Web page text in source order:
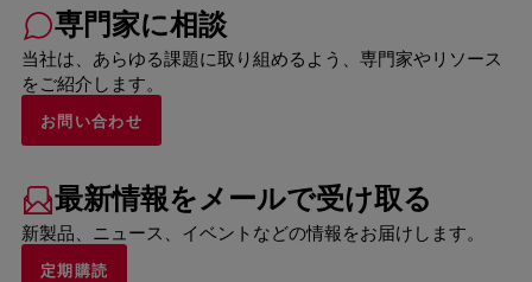
専門家に相談
当社は、あらゆる課題に取り組めるよう、専門家やリソース
をご紹介します。
お問い合わせ
最新情報をメールで受け取る
新製品、ニュース、イベントなどの情報をお届けします。
定期購読